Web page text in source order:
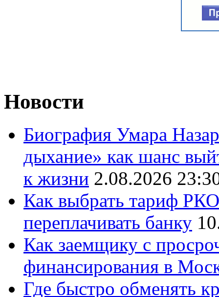
Новости
Биография Умара
дыхание» как шанс
к жизни 2.08.2026
Как выбрать тариф
переплачивать банку
Как заемщику с
финансирования в
Где быстро обменять